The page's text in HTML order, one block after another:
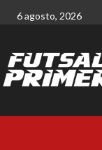
6 agosto, 2026